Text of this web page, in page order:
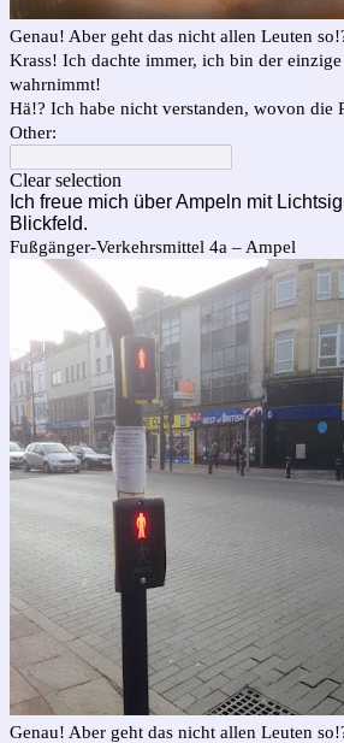
Genau! Aber geht das nicht allen Leuten
Krass! Ich dachte immer, ich bin der einzige
wahrnimmt!
Hä!? Ich habe nicht verstanden, wovon die
Other:
Clear selection
Ich freue mich über Ampeln mit
Blickfeld.
Fußgänger-Verkehrsmittel 4a – Ampel
Genau! Aber geht das nicht allen Leuten